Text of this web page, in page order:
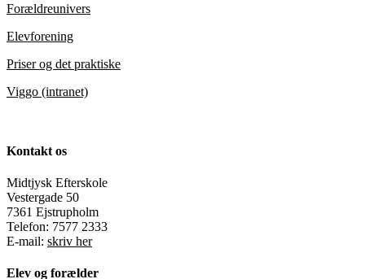
Forældreunivers
Elevforening
Priser og det praktiske
Viggo (intranet)
Kontakt os
Midtjysk Efterskole
Vestergade 50
7361 Ejstrupholm
Telefon: 7577 2333
E-mail: skriv her
Elev og forælder